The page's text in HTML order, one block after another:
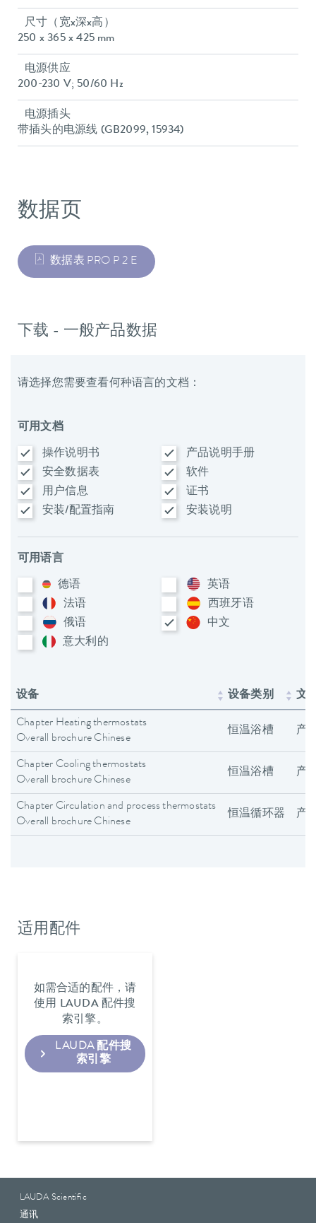
尺寸（宽x深x高）
250 x 365 x 425 mm
电源供应
200-230 V; 50/60 Hz
电源插头
带插头的电源线 (GB2099, 15934)
数据页
数据表 PRO P 2 E
下载 - 一般产品数据
请选择您需要查看何种语言的文档：
可用文档
操作说明书
产品说明手册
安全数据表
软件
用户信息
证书
安装/配置指南
安装说明
可用语言
德语
英语
法语
西班牙语
俄语
中文
意大利​的
设备 设备类别 文
Chapter Heating thermostats
Overall brochure Chinese
恒温浴槽 产
Chapter Cooling thermostats
Overall brochure Chinese
恒温浴槽 产
Chapter Circulation and process thermostats
Overall brochure Chinese
恒温循环器 产
适用配件
如需合适的配件，请
使用 LAUDA 配件搜
索引擎。
LAUDA 配件搜
索引擎
LAUDA Scientific
通讯